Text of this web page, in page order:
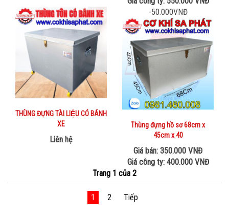
THÙNG ĐỰNG TÀI LIỆU CÓ BÁNH
XE
Liên hệ
-50.000VNĐ
Thùng đựng hồ sơ 68cm x
45cm x 40
Giá bán: 350.000 VNĐ
Giá công ty: 400.000 VNĐ
Trang 1 của 2
1 2 Tiếp